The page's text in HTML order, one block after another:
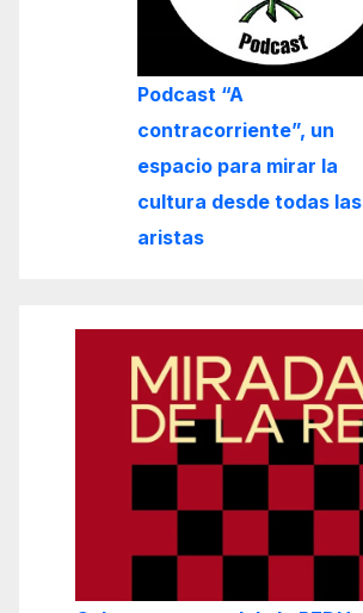
Podcast “A
contracorriente”, un
espacio para mirar la
cultura desde todas las
aristas